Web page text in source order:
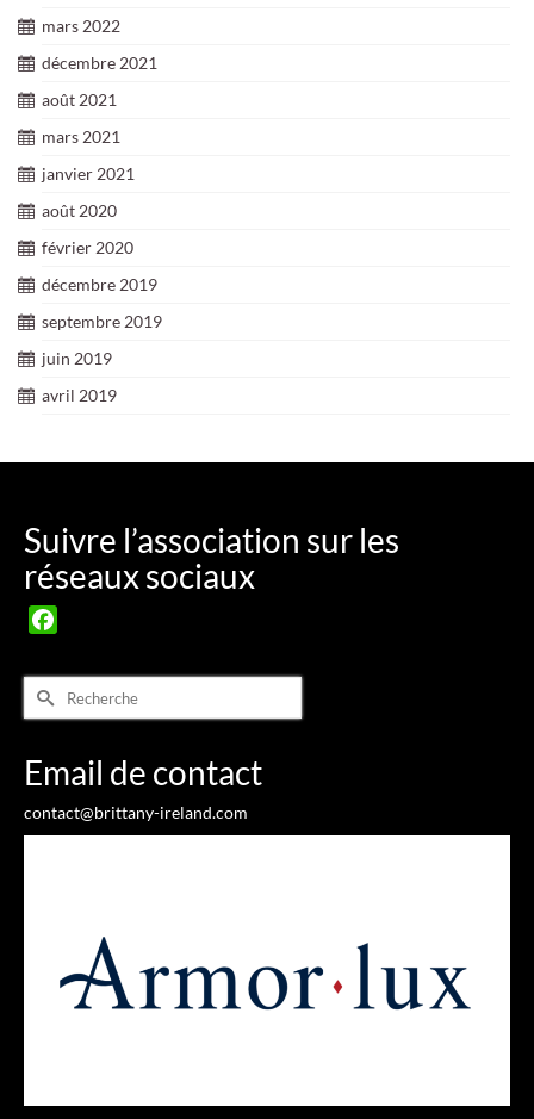
mars 2022
décembre 2021
août 2021
mars 2021
janvier 2021
août 2020
février 2020
décembre 2019
septembre 2019
juin 2019
avril 2019
Suivre l’association sur les
réseaux sociaux
Rechercher :
Email de contact
contact@brittany-ireland.com